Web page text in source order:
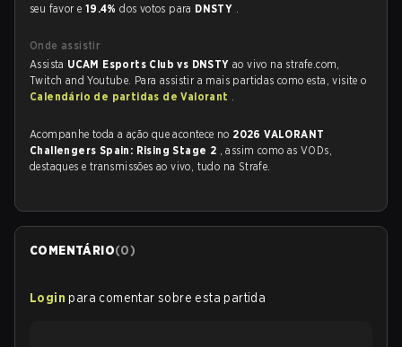
seu favor e 19.4%dos votos para DNSTY .
Onde assistir
Assista UCAM Esports Club vs DNSTYao vivo na strafe.com,
Twitch and Youtube. Para assistir a mais partidas como esta, visite o
Calendário de partidas de Valorant .
Acompanhe toda a ação que acontece no 2026 VALORANT
Challengers Spain: Rising Stage 2 , assim como as VODs,
destaques e transmissões ao vivo, tudo na Strafe.
COMENTÁRIO(0)
Login para comentar sobre esta partida